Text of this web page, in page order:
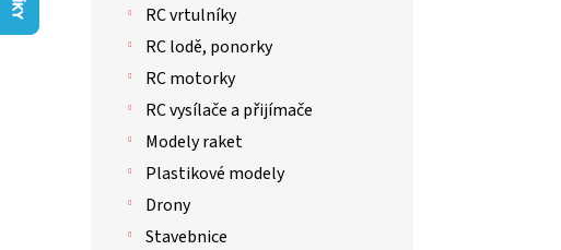
RC vrtulníky
RC lodě, ponorky
RC motorky
RC vysílače a přijímače
Modely raket
Plastikové modely
Drony
Stavebnice